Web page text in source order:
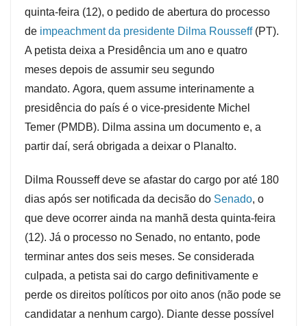
quinta-feira (12), o pedido de abertura do processo
de impeachment da presidente Dilma Rousseff(PT).
A petista deixa a Presidência um ano e quatro
meses depois de assumir seu segundo
mandato. Agora, quem assume interinamente a
presidência do país é o vice-presidente Michel
Temer (PMDB). Dilma assina um documento e, a
partir daí, será obrigada a deixar o Planalto.
Dilma Rousseff deve se afastar do cargo por até 180
dias após ser notificada da decisão do Senado, o
que deve ocorrer ainda na manhã desta quinta-feira
(12). Já o processo no Senado, no entanto, pode
terminar antes dos seis meses. Se considerada
culpada, a petista sai do cargo definitivamente e
perde os direitos políticos por oito anos (não pode se
candidatar a nenhum cargo). Diante desse possível